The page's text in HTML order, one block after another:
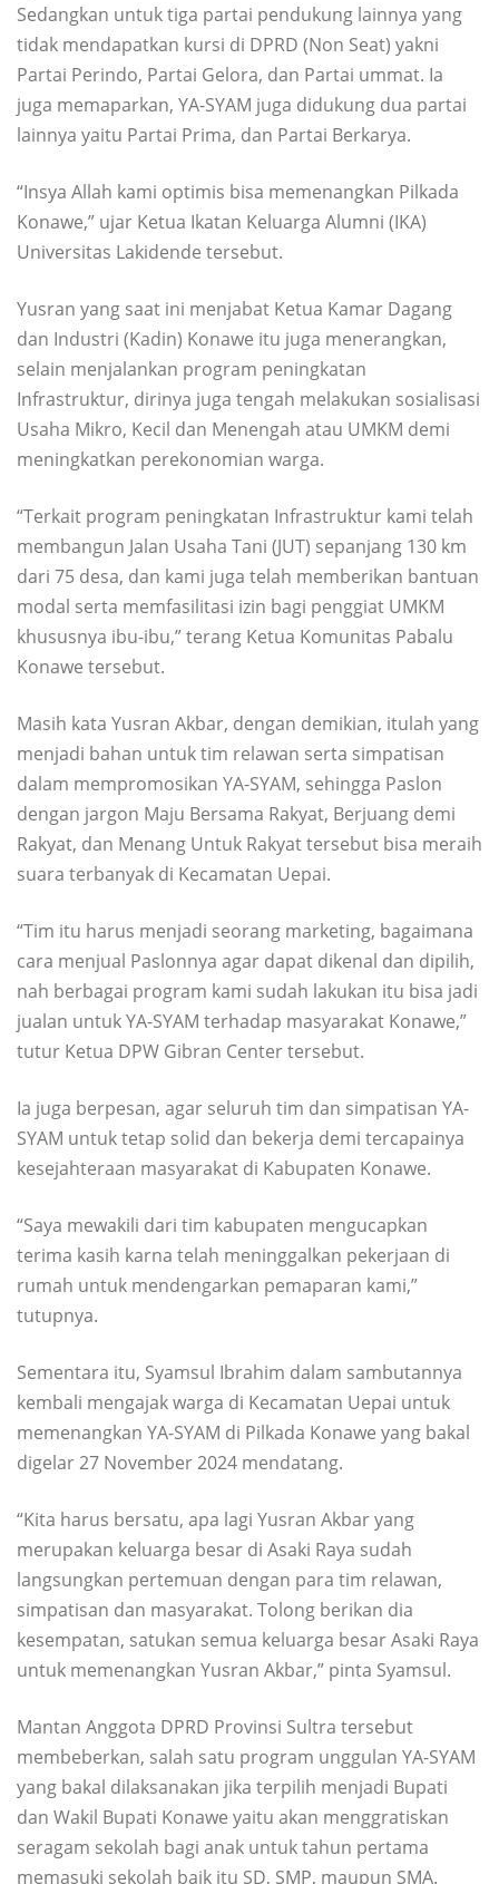
Sedangkan untuk tiga partai pendukung lainnya yang
tidak mendapatkan kursi di DPRD (Non Seat) yakni
Partai Perindo, Partai Gelora, dan Partai ummat. Ia
juga memaparkan, YA-SYAM juga didukung dua partai
lainnya yaitu Partai Prima, dan Partai Berkarya.
“Insya Allah kami optimis bisa memenangkan Pilkada
Konawe,” ujar Ketua Ikatan Keluarga Alumni (IKA)
Universitas Lakidende tersebut.
Yusran yang saat ini menjabat Ketua Kamar Dagang
dan Industri (Kadin) Konawe itu juga menerangkan,
selain menjalankan program peningkatan
Infrastruktur, dirinya juga tengah melakukan sosialisasi
Usaha Mikro, Kecil dan Menengah atau UMKM demi
meningkatkan perekonomian warga.
“Terkait program peningkatan Infrastruktur kami telah
membangun Jalan Usaha Tani (JUT) sepanjang 130 km
dari 75 desa, dan kami juga telah memberikan bantuan
modal serta memfasilitasi izin bagi penggiat UMKM
khususnya ibu-ibu,” terang Ketua Komunitas Pabalu
Konawe tersebut.
Masih kata Yusran Akbar, dengan demikian, itulah yang
menjadi bahan untuk tim relawan serta simpatisan
dalam mempromosikan YA-SYAM, sehingga Paslon
dengan jargon Maju Bersama Rakyat, Berjuang demi
Rakyat, dan Menang Untuk Rakyat tersebut bisa meraih
suara terbanyak di Kecamatan Uepai.
“Tim itu harus menjadi seorang marketing, bagaimana
cara menjual Paslonnya agar dapat dikenal dan dipilih,
nah berbagai program kami sudah lakukan itu bisa jadi
jualan untuk YA-SYAM terhadap masyarakat Konawe,”
tutur Ketua DPW Gibran Center tersebut.
Ia juga berpesan, agar seluruh tim dan simpatisan YA-
SYAM untuk tetap solid dan bekerja demi tercapainya
kesejahteraan masyarakat di Kabupaten Konawe.
“Saya mewakili dari tim kabupaten mengucapkan
terima kasih karna telah meninggalkan pekerjaan di
rumah untuk mendengarkan pemaparan kami,”
tutupnya.
Sementara itu, Syamsul Ibrahim dalam sambutannya
kembali mengajak warga di Kecamatan Uepai untuk
memenangkan YA-SYAM di Pilkada Konawe yang bakal
digelar 27 November 2024 mendatang.
“Kita harus bersatu, apa lagi Yusran Akbar yang
merupakan keluarga besar di Asaki Raya sudah
langsungkan pertemuan dengan para tim relawan,
simpatisan dan masyarakat. Tolong berikan dia
kesempatan, satukan semua keluarga besar Asaki Raya
untuk memenangkan Yusran Akbar,” pinta Syamsul.
Mantan Anggota DPRD Provinsi Sultra tersebut
membeberkan, salah satu program unggulan YA-SYAM
yang bakal dilaksanakan jika terpilih menjadi Bupati
dan Wakil Bupati Konawe yaitu akan menggratiskan
seragam sekolah bagi anak untuk tahun pertama
memasuki sekolah baik itu SD, SMP, maupun SMA.